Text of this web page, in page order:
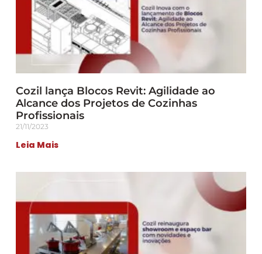
Cozil lança Blocos Revit: Agilidade ao
Alcance dos Projetos de Cozinhas
Profissionais
21/11/2023
Leia Mais